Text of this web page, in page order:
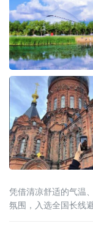
凭借清凉舒适的气温
氛围，入选全国长线